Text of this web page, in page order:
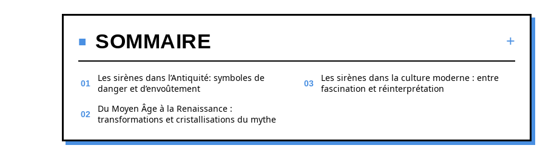
SOMMAIRE
Les sirènes dans l’Antiquité: symboles de
danger et d’envoûtement
Du Moyen Âge à la Renaissance :
transformations et cristallisations du mythe
Les sirènes dans la culture moderne : entre
fascination et réinterprétation